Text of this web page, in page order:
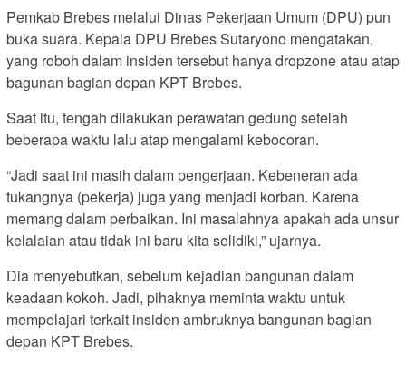
Pemkab Brebes melalui Dinas Pekerjaan Umum (DPU) pun
buka suara. Kepala DPU Brebes Sutaryono mengatakan,
yang roboh dalam insiden tersebut hanya dropzone atau atap
bagunan bagian depan KPT Brebes.
Saat itu, tengah dilakukan perawatan gedung setelah
beberapa waktu lalu atap mengalami kebocoran.
“Jadi saat ini masih dalam pengerjaan. Kebeneran ada
tukangnya (pekerja) juga yang menjadi korban. Karena
memang dalam perbaikan. Ini masalahnya apakah ada unsur
kelalaian atau tidak ini baru kita selidiki,” ujarnya.
Dia menyebutkan, sebelum kejadian bangunan dalam
keadaan kokoh. Jadi, pihaknya meminta waktu untuk
mempelajari terkait insiden ambruknya bangunan bagian
depan KPT Brebes.